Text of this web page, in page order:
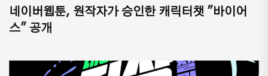
네이버웹툰, 원작자가 승인한 캐릭터챗 "바이어
스" 공개